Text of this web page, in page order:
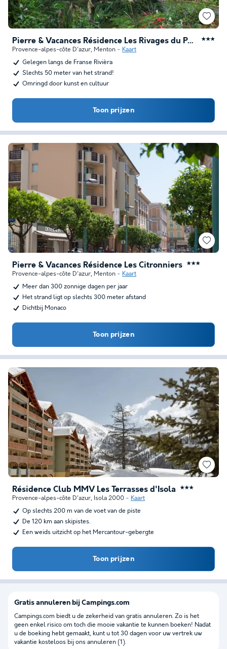
Pierre & Vacances Résidence Les Rivages du Parc ★★★
Provence-alpes-côte D'azur, Menton
Kaart
Gelegen langs de Franse Rivièra
Slechts 50 meter van het strand!
Omringd door kunst en cultuur
Toon prijzen
Pierre & Vacances Résidence Les Citronniers ★★★
Provence-alpes-côte D'azur, Menton
Kaart
Meer dan 300 zonnige dagen per jaar
Het strand ligt op slechts 300 meter afstand
Dichtbij Monaco
Toon prijzen
Résidence Club MMV Les Terrasses d'Isola ★★★
Provence-alpes-côte D'azur, Isola 2000
Kaart
Op slechts 200 m van de voet van de piste
De 120 km aan skipistes.
Een weids uitzicht op het Mercantour-gebergte
Toon prijzen
Gratis annuleren bij Campings.com
Campings.com biedt u de zekerheid van gratis annuleren. Zo is het
geen enkel risico om toch die mooie vakantie te kunnen boeken! Nadat
u de boeking hebt gemaakt, kunt u tot 30 dagen voor uw vertrek uw
vakantie kosteloos bij ons annuleren (1).